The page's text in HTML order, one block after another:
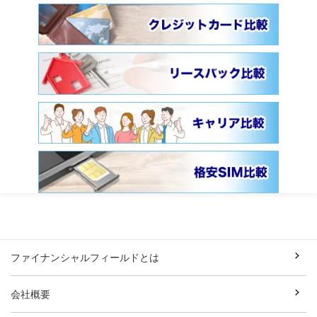
ファイナンシャルフィールドとは
会社概要